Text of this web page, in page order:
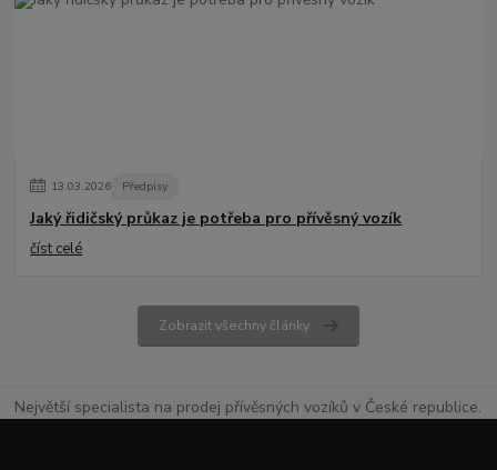
13.03.2026 Předpisy
Jaký řidičský průkaz je potřeba pro přívěsný vozík
číst celé
Zobrazit všechny články
Největší specialista na prodej přívěsných vozíků v České republice.